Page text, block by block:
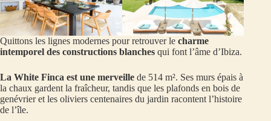
Quittons les lignes modernes pour retrouver le charme
intemporel des constructions blanches qui font l’âme d’Ibiza.
La White Finca est une merveille de 514 m². Ses murs épais à
la chaux gardent la fraîcheur, tandis que les plafonds en bois de
genévrier et les oliviers centenaires du jardin racontent l’histoire
de l’île.